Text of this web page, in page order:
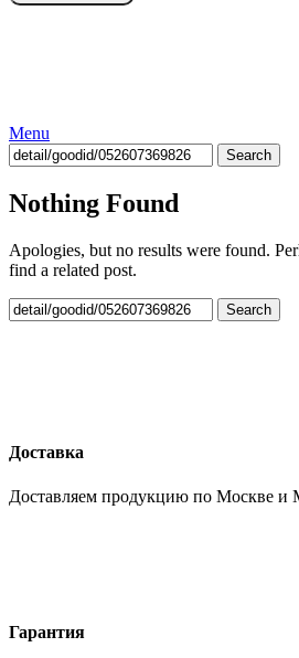
Menu
Search
Nothing Found
Apologies, but no results were found.
find a related post.
Search
Доставка
Доставляем продукцию по Москве и
Гарантия